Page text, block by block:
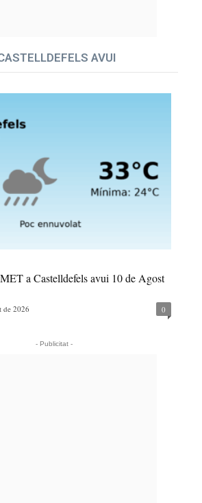
AVUI
a Castelldefels avui 10 de Agost
de 2026 0
- Publicitat -